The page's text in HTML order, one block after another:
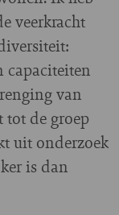
veerkracht
capaciteiten
van
tot de groep
uit onderzoek
is dan